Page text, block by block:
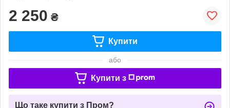
2 250 ₴
Купити
або
Купити з
Що таке купити з Пром?